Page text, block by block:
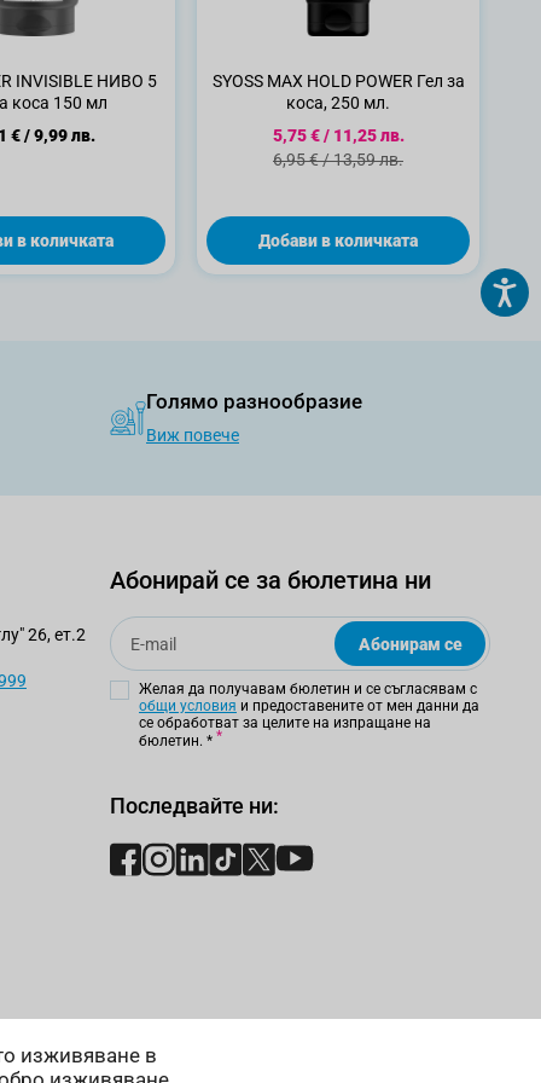
изживяване в
INVISIBLE НИВО 5
коса 150 мл
€/9,99 лв.
в количката
SYOSS MAX HOLD POWER Гел за
коса, 250 мл.
Специална цена
5,75 €/ 11,25 лв.
Стандартна цена
6,95 €/13,59 лв.
Добави в количката
Голямо разнообразие
Виж повече
26, ет.2
Абонирай се за бюлетина ни
Email
Абонирам се
Желая да получавам бюлетин и се съгласявам с
общи условия и предоставените от мен данни да
се обработват за целите на изпращане на
бюлетин. *
Последвайте ни: